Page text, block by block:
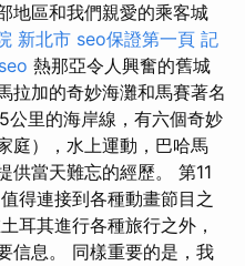
地區和我們親愛的乘客城
新北市 seo保證第一頁 記
熱那亞令人興奮的舊城
拉加的奇妙海灘和馬賽著名
公里的海岸線，有六個奇妙
庭），水上運動，巴哈馬
供當天難忘的經歷。 第11
得連接到各種動畫節目之
耳其進行各種旅行之外，
信息。 同樣重要的是，我